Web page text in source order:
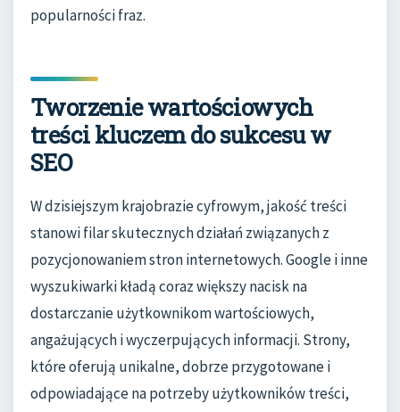
popularności fraz.
Tworzenie wartościowych
treści kluczem do sukcesu w
SEO
W dzisiejszym krajobrazie cyfrowym, jakość treści
stanowi filar skutecznych działań związanych z
pozycjonowaniem stron internetowych. Google i inne
wyszukiwarki kładą coraz większy nacisk na
dostarczanie użytkownikom wartościowych,
angażujących i wyczerpujących informacji. Strony,
które oferują unikalne, dobrze przygotowane i
odpowiadające na potrzeby użytkowników treści,